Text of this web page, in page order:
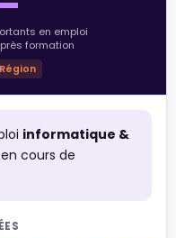
en emploi
formation
Région
informatique &
cours de